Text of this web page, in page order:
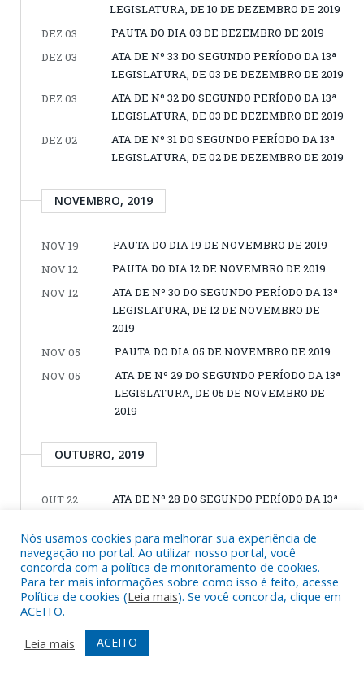
LEGISLATURA, DE 10 DE DEZEMBRO DE 2019
DEZ 03
PAUTA DO DIA 03 DE DEZEMBRO DE 2019
DEZ 03
ATA DE Nº 33 DO SEGUNDO PERÍODO DA 13ª
LEGISLATURA, DE 03 DE DEZEMBRO DE 2019
DEZ 03
ATA DE Nº 32 DO SEGUNDO PERÍODO DA 13ª
LEGISLATURA, DE 03 DE DEZEMBRO DE 2019
DEZ 02
ATA DE Nº 31 DO SEGUNDO PERÍODO DA 13ª
LEGISLATURA, DE 02 DE DEZEMBRO DE 2019
NOVEMBRO, 2019
NOV 19
PAUTA DO DIA 19 DE NOVEMBRO DE 2019
NOV 12
PAUTA DO DIA 12 DE NOVEMBRO DE 2019
NOV 12
ATA DE Nº 30 DO SEGUNDO PERÍODO DA 13ª
LEGISLATURA, DE 12 DE NOVEMBRO DE
2019
NOV 05
PAUTA DO DIA 05 DE NOVEMBRO DE 2019
NOV 05
ATA DE Nº 29 DO SEGUNDO PERÍODO DA 13ª
LEGISLATURA, DE 05 DE NOVEMBRO DE
2019
OUTUBRO, 2019
OUT 22
ATA DE Nº 28 DO SEGUNDO PERÍODO DA 13ª
OUT 22
ATA DE Nº 27 DO SEGUNDO PERÍODO DA 13ª
LEGISLATURA, DE 22 DE OUTUBRO DE 2019
OUT 22
PAUTA DO DIA 22 DE OUTUBRO DE 2019
OUT 08
ATA DE Nº 26 DO SEGUNDO PERÍODO DA 13ª
OUT 08
PAUTA DO DIA 08 DE OUTUBRO DE 2019
Nós usamos cookies para melhorar sua experiência de
navegação no portal. Ao utilizar nosso portal, você
concorda com a política de monitoramento de cookies.
Para ter mais informações sobre como isso é feito, acesse
Política de cookies (Leia mais). Se você concorda, clique em
ACEITO.
Leia mais
ACEITO